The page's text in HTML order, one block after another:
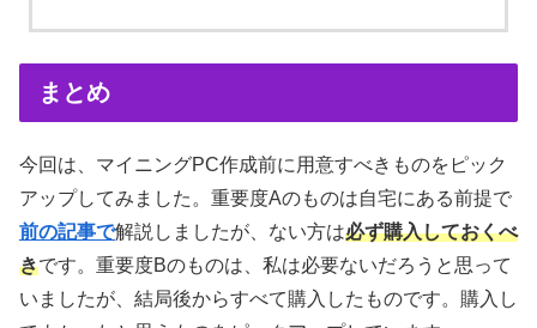
まとめ
今回は、マイニングPC作成前に用意すべきものをピック
アップしてみました。重要度Aのものは自宅にある前提で
前の記事で解説しましたが、ない方は必ず購入しておくべ
きです。重要度Bのものは、私は必要ないだろうと思って
いましたが、結局後からすべて購入したものです。購入し